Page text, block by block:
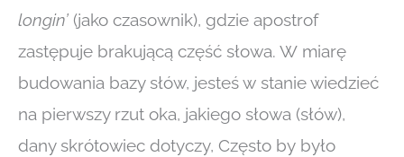
longin’ (jako czasownik), gdzie apostrof
zastępuje brakującą część słowa. W miarę
budowania bazy słów, jesteś w stanie wiedzieć
na pierwszy rzut oka, jakiego słowa (słów),
dany skrótowiec dotyczy, Często by było